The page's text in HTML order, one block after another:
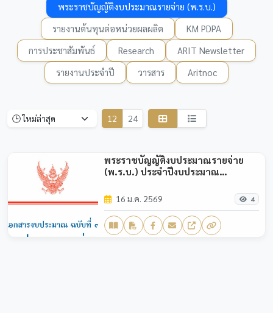
พระราชบัญญัติงบประมาณรายจ่าย (พ.ร.บ.)
รายงานต้นทุนต่อหน่วยผลผลิต
KM PDPA
การประชาสัมพันธ์
Research
ARIT Newsletter
รายงานประจำปี
วารสาร Aritnoc
12 24
พระราชบัญญัติงบประมาณรายจ่าย
(พ.ร.บ.) ประจำปีงบประมาณ
16 ม.ค. 2569 4